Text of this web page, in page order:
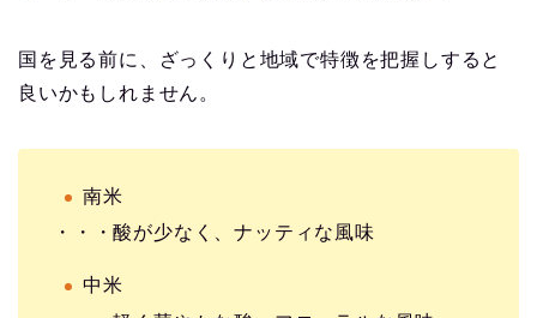
国を見る前に、ざっくりと地域で特徴を把握しすると
良いかもしれません。
南米
・・・酸が少なく、ナッティな風味
中米